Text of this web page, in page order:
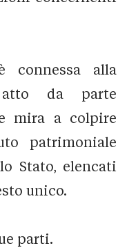
connessa alla
da parte
mira a colpire
patrimoniale
Stato, elencati
unico.
parti.